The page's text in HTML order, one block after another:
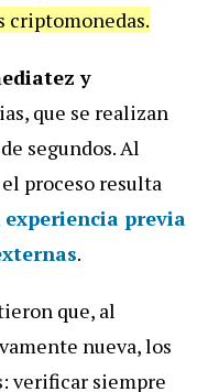
criptomonedas.
y
que se realizan
segundos. Al
proceso resulta
previa
.
que, al
nueva, los
verificar siempre